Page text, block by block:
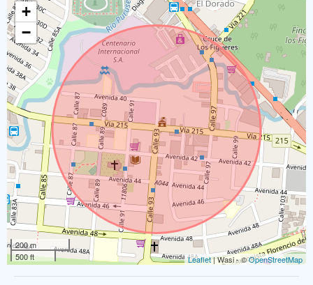
+
−
200 m
500 ft
Leaflet| Wasi - ©OpenStreetMap